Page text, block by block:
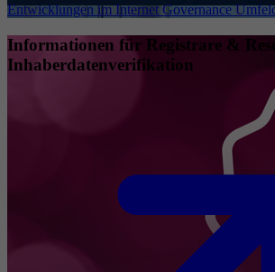
Entwicklungen im Internet Governance
Informationen für Registrare &
Inhaberdatenverifikation